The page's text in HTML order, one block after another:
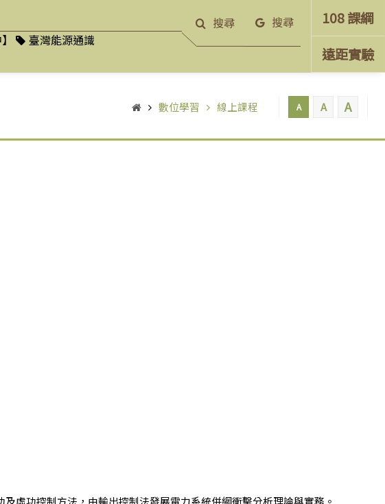
臺灣能源通識
搜尋 搜尋
108 課綱
遠距實驗
數位學習 線上課程 A A A
虛功控制方法，由輸出控制法發展電力系統併網衝擊分析理論與實務。